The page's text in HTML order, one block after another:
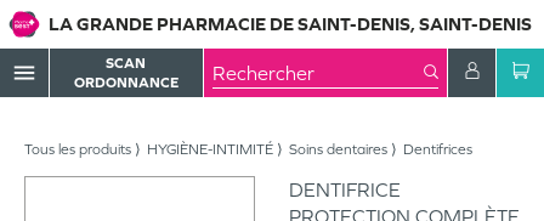
LA GRANDE PHARMACIE DE SAINT-DENIS, SAINT-DENIS
menu
SCAN
ORDONNANCE
Tous les produits HYGIÈNE-INTIMITÉ Soins dentaires Dentifrices
DENTIFRICE
PROTECTION COMPLÈTE